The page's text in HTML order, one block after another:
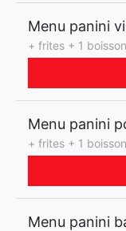
Menu panini
+ frites + 1
Menu panini
+ frites + 1
Menu panini